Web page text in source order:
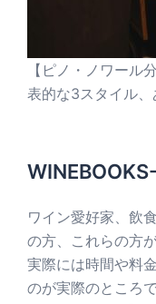
【ピノ・ノワール
表的な3スタイル、
ワイン愛好家、飲
の方、これらの方
実際には時間や料
のが実際のところ